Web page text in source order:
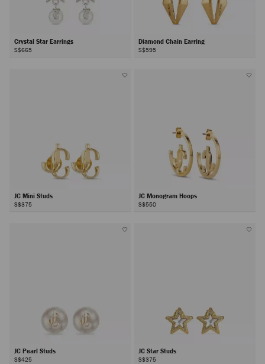
Crystal Star Earrings
S$665
Diamond Chain Earring
S$595
JC Mini Studs
S$375
JC Monogram Hoops
S$550
JC Pearl Studs
S$425
JC Star Studs
S$375